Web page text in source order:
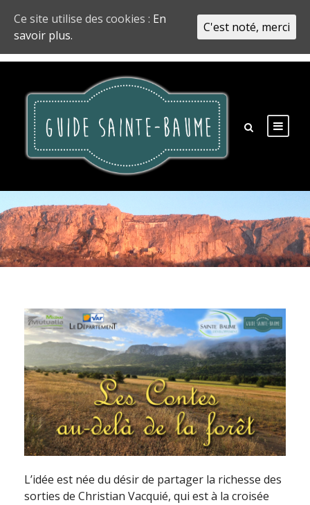
L’idée est née du désir de partager la richesse des
sorties de Christian Vacquié, qui est à la croisée
Ce site utilise des cookies : En
savoir plus.
C'est noté, merci